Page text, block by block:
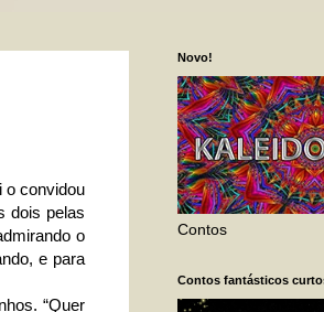
o convidou
dois pelas
o
e para
“Quer
Novo!
Contos
Contos fantásticos